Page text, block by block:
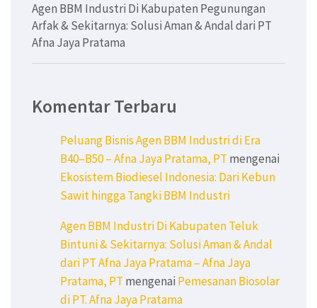
Agen BBM Industri Di Kabupaten Pegunungan
Arfak & Sekitarnya: Solusi Aman & Andal dari PT
Afna Jaya Pratama
Komentar Terbaru
Peluang Bisnis Agen BBM Industri di Era
B40–B50 – Afna Jaya Pratama, PT mengenai
Ekosistem Biodiesel Indonesia: Dari Kebun
Sawit hingga Tangki BBM Industri
Agen BBM Industri Di Kabupaten Teluk
Bintuni & Sekitarnya: Solusi Aman & Andal
dari PT Afna Jaya Pratama – Afna Jaya
Pratama, PT mengenai Pemesanan Biosolar
di PT. Afna Jaya Pratama